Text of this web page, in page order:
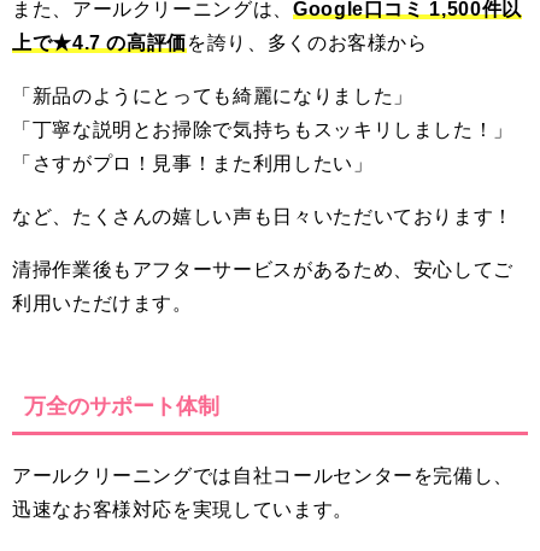
また、アールクリーニングは、 Google口コミ 1,500件以
上で★4.7 の高評価を誇り、多くのお客様から
「新品のようにとっても綺麗になりました」
「丁寧な説明とお掃除で気持ちもスッキリしました！」
「さすがプロ！見事！また利用したい」
など、たくさんの嬉しい声も日々いただいております！
清掃作業後もアフターサービスがあるため、安心してご
利用いただけます。
万全のサポート体制
アールクリーニングでは自社コールセンターを完備し、
迅速なお客様対応を実現しています。